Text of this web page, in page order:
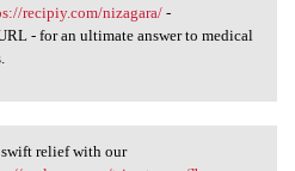
recipiy.com/nizagara/-
- for an ultimate answer to medical
relief with our